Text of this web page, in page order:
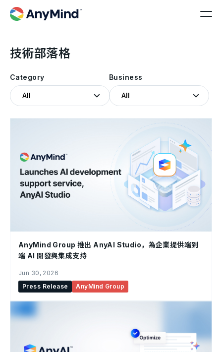
技術部落格
Category Business
Press Release AnyMind Group
Jun 30, 2026
AnyMind Group 推出 AnyAI Studio，為企業提供端到
端 AI 開發與集成支持